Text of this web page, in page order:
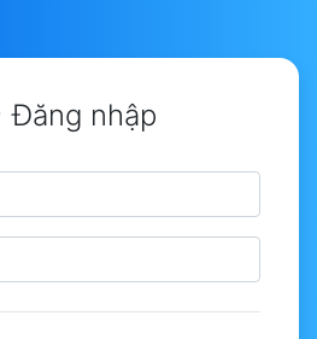
Đăng nhập